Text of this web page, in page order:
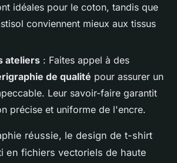
idéales pour le coton, tandis que
conviennent mieux aux tissus
ateliers : Faites appel à des
de qualité pour assurer un
Leur savoir-faire garantit
précise et uniforme de l'encre.
réussie, le design de t-shirt
en fichiers vectoriels de haute